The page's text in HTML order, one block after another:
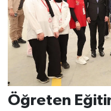
Öğreten